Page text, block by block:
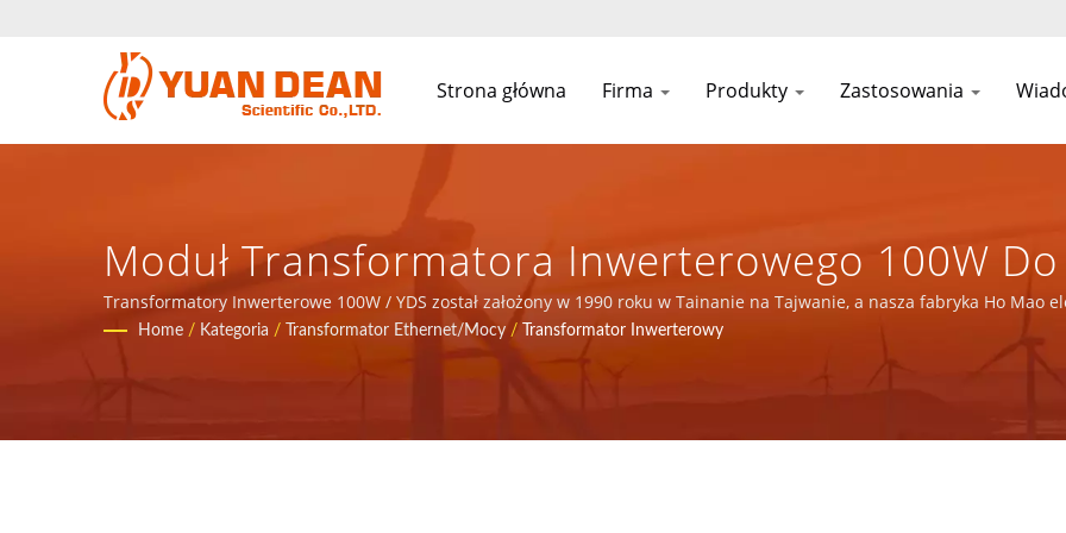
Strona główna Firma Produkty Zastosowania
Moduł Transformatora Inwerterowego 100W
Przemysłowego I Modułu Zasilania
Producent Zasilaczy I Komponentów
Transformatory Inwerterowe 100W / YDS został założony w 1990 roku w Tainanie na Tajwanie, a nasza fabryka Ho Mao
Chinach. Jesteśmy wiodącym producentem elektroniki z certyfikatami ISO 9001, ISO 14001 i IATF16949.
Home / Kategoria / Transformator Ethernet/Mocy / Transformator Inwerterowy